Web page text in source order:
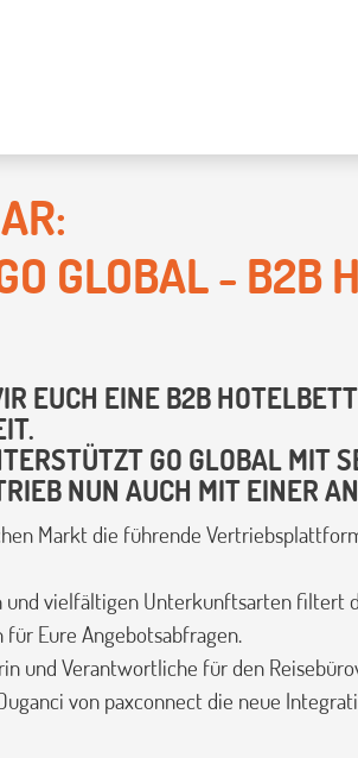
GLOBAL - B2B
EUCH EINE B2B
GO GLOBAL MIT
NUN AUCH MIT EINER
Markt die führende
vielfältigen Unterkunftsarten filtert
Eure Angebotsabfragen.
und Verantwortliche für den
von paxconnect die neue